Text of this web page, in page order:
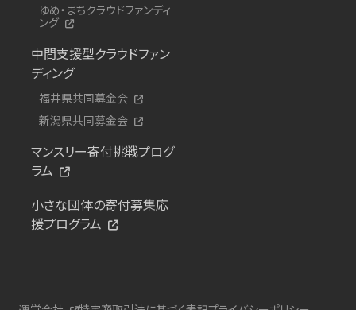
ゆめ・まちクラウドファンディ
ング
中間支援型クラウドファン
ディング
福井県共同募金会
新潟県共同募金会
マンスリー寄付挑戦プログ
ラム
小さな団体の寄付募集応
援プログラム